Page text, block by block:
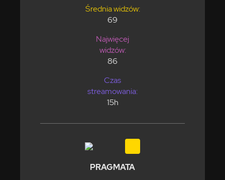
Średnia widzów:
69
Najwięcej
widzów:
86
Czas
streamowania:
15h
PRAGMATA